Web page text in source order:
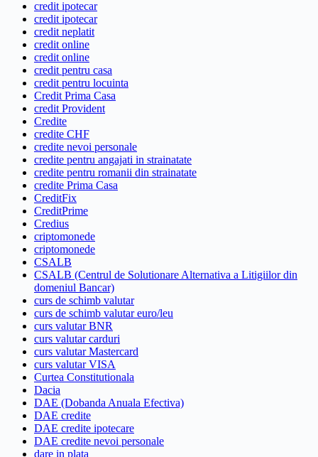
credit ipotecar
credit ipotecar
credit neplatit
credit online
credit online
credit pentru casa
credit pentru locuinta
Credit Prima Casa
credit Provident
Credite
credite CHF
credite nevoi personale
credite pentru angajati in strainatate
credite pentru romanii din strainatate
credite Prima Casa
CreditFix
CreditPrime
Credius
criptomonede
criptomonede
CSALB
CSALB (Centrul de Solutionare Alternativa a Litigiilor din
domeniul Bancar)
curs de schimb valutar
curs de schimb valutar euro/leu
curs valutar BNR
curs valutar carduri
curs valutar Mastercard
curs valutar VISA
Curtea Constitutionala
Dacia
DAE (Dobanda Anuala Efectiva)
DAE credite
DAE credite ipotecare
DAE credite nevoi personale
dare in plata